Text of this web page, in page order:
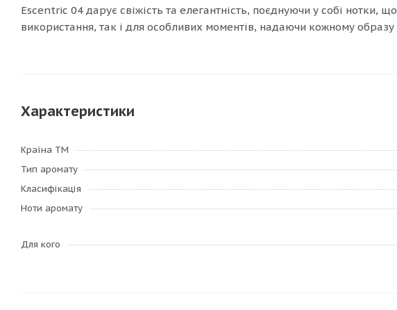
Escentric 04 дарує свіжість та елегантність, поєднуючи у собі нотки,
використання, так і для особливих моментів, надаючи кожному образу
Характеристики
Країна ТМ
Тип аромату
Класифікація
Ноти аромату
Для кого